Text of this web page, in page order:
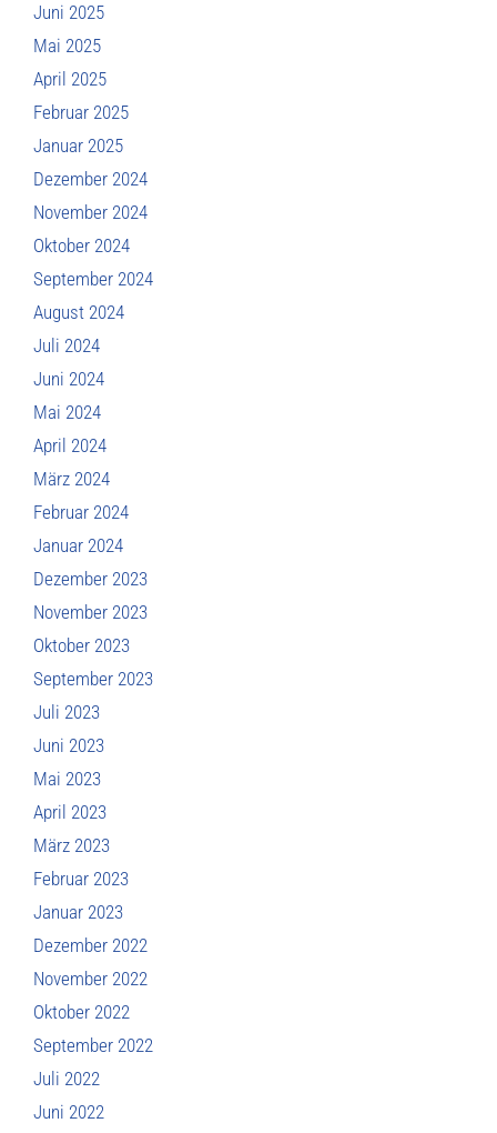
Juni 2025
Mai 2025
April 2025
Februar 2025
Januar 2025
Dezember 2024
November 2024
Oktober 2024
September 2024
August 2024
Juli 2024
Juni 2024
Mai 2024
April 2024
März 2024
Februar 2024
Januar 2024
Dezember 2023
November 2023
Oktober 2023
September 2023
Juli 2023
Juni 2023
Mai 2023
April 2023
März 2023
Februar 2023
Januar 2023
Dezember 2022
November 2022
Oktober 2022
September 2022
Juli 2022
Juni 2022